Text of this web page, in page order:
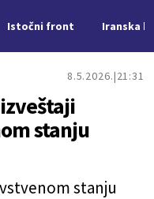
Istočni front Iranska
8.5.2026. 21:31
stanju
stanju